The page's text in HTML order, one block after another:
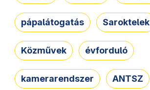
pápalátogatás Saroktelek
Közművek évforduló
kamerarendszer ANTSZ